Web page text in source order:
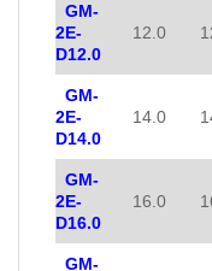
GM-
2E-
D12.0
12.0
GM-
2E-
D14.0
14.0
GM-
2E-
D16.0
16.0
GM-